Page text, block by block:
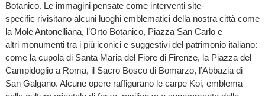
Botanico. Le immagini pensate come interventi site-
specific rivisitano alcuni luoghi emblematici della nostra città come
la Mole Antonelliana, l’Orto Botanico, Piazza San Carlo e
altri monumenti tra i più iconici e suggestivi del patrimonio italiano:
come la cupola di Santa Maria del Fiore di Firenze, la Piazza del
Campidoglio a Roma, il Sacro Bosco di Bomarzo, l’Abbazia di
San Galgano. Alcune opere raffigurano le carpe Koi, emblema